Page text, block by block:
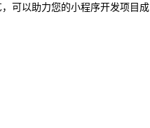
可以助力您的小程序开发项目成